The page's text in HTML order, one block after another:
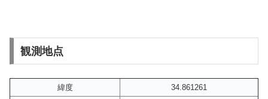
観測地点
緯度 34.861261